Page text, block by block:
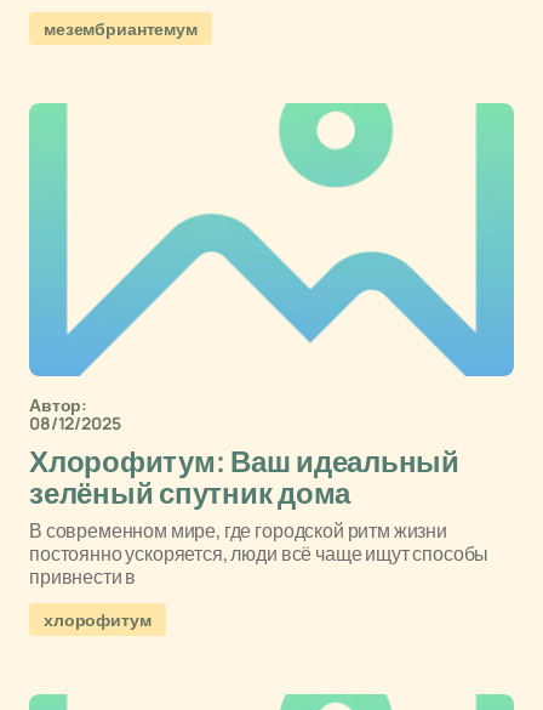
мезембриантемум
Автор:
08/12/2025
Хлорофитум: Ваш идеальный
зелёный спутник дома
В современном мире, где городской ритм жизни
постоянно ускоряется, люди всё чаще ищут способы
привнести в
хлорофитум